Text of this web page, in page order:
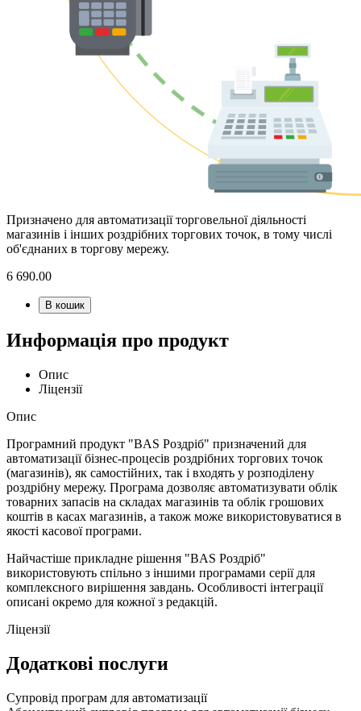
Призначено для автоматизації торговельної діяльності
магазинів і інших роздрібних торгових точок, в тому числі
об'єднаних в торгову мережу.
6 690.00
В кошик
Информація про продукт
Опис
Ліцензії
Опис
Програмний продукт "BAS Роздріб" призначений для
автоматизації бізнес-процесів роздрібних торгових точок
(магазинів), як самостійних, так і входять у розподілену
роздрібну мережу. Програма дозволяє автоматизувати облік
товарних запасів на складах магазинів та облік грошових
коштів в касах магазинів, а також може використовуватися в
якості касової програми.
Найчастіше прикладне рішення "BAS Роздріб"
використовують спільно з іншими програмами серії для
комплексного вирішення завдань. Особливості інтеграції
описані окремо для кожної з редакцій.
Ліцензії
Додаткові послуги
Супровід програм для автоматизації